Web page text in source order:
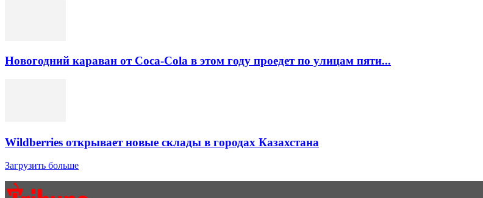
Новогодний караван от Coca-Cola в этом году проедет по улицам пяти...
Wildberries открывает новые склады в городах Казахстана
Загрузить больше